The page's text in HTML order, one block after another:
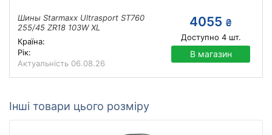
Шины Starmaxx Ultrasport ST760
255/45 ZR18 103W XL
Країна:
Рік:
Актуальність 06.08.26
4055 ₴
Доступно 4шт.
В магазин
Інші товари цього розміру